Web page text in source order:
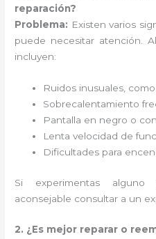
reparación?
Problema: Existen varios
puede necesitar atención.
incluyen:
Ruidos inusuales,
Sobrecalentamiento
Pantalla en negro o
Lenta velocidad de
Dificultades para
Si experimentas
aconsejable consultar a un
2. ¿Es mejor reparar o